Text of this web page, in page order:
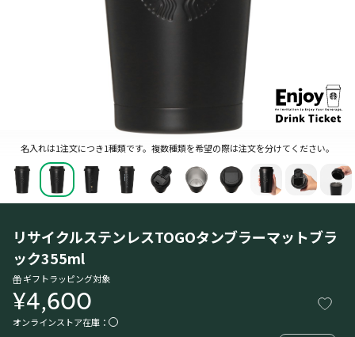
名入れは1注文につき1種類です。複数種類を希望の際は注文を分けてください。
リサイクルステンレスTOGOタンブラーマットブラ
ック355ml
ギフトラッピング対象
¥4,600
オンラインストア在庫：